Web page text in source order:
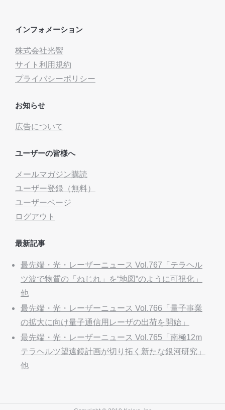
インフォメーション
株式会社光響
サイト利用規約
プライバシーポリシー
お知らせ
広告について
ユーザーの皆様へ
メールマガジン購読
ユーザー登録（無料）
ユーザーページ
ログアウト
最新記事
最先端・光・レーザーニュース Vol.767「テラヘル
ツ波で物質の「ねじれ」を“地図”のように可視化」
他
最先端・光・レーザーニュース Vol.766「量子事業
の拡大に向け量子通信用レーザの出荷を開始」
最先端・光・レーザーニュース Vol.765「南極12m
テラヘルツ望遠鏡計画が切り拓く新たな銀河研究」
他